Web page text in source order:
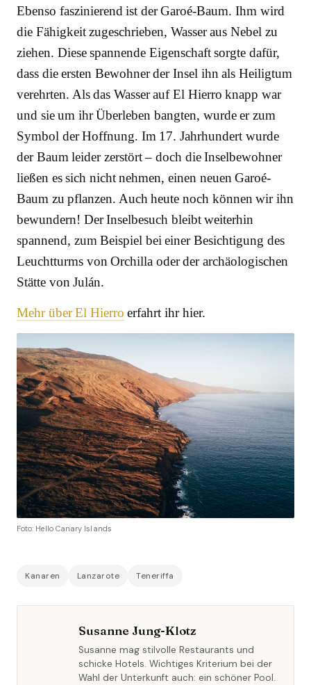
Ebenso faszinierend ist der Garoé-Baum. Ihm wird
die Fähigkeit zugeschrieben, Wasser aus Nebel zu
ziehen. Diese spannende Eigenschaft sorgte dafür,
dass die ersten Bewohner der Insel ihn als Heiligtum
verehrten. Als das Wasser auf El Hierro knapp war
und sie um ihr Überleben bangten, wurde er zum
Symbol der Hoffnung. Im 17. Jahrhundert wurde
der Baum leider zerstört – doch die Inselbewohner
ließen es sich nicht nehmen, einen neuen Garoé-
Baum zu pflanzen. Auch heute noch können wir ihn
bewundern! Der Inselbesuch bleibt weiterhin
spannend, zum Beispiel bei einer Besichtigung des
Leuchtturms von Orchilla oder der archäologischen
Stätte von Julán.
Mehr über El Hierro erfahrt ihr hier.
Foto: Hello Canary Islands
Kanaren Lanzarote Teneriffa
Susanne Jung-Klotz
Susanne mag stilvolle Restaurants und
schicke Hotels. Wichtiges Kriterium bei der
Wahl der Unterkunft auch: ein schöner Pool.